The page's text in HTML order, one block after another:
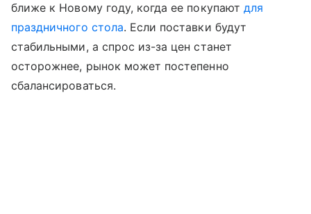
ближе к Новому году, когда ее покупают для
праздничного стола. Если поставки будут
стабильными, а спрос из-за цен станет
осторожнее, рынок может постепенно
сбалансироваться.